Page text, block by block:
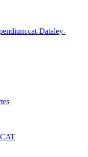
Dataley-